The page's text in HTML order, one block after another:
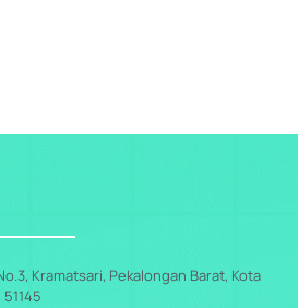
Kramatsari, Pekalongan Barat, Kota